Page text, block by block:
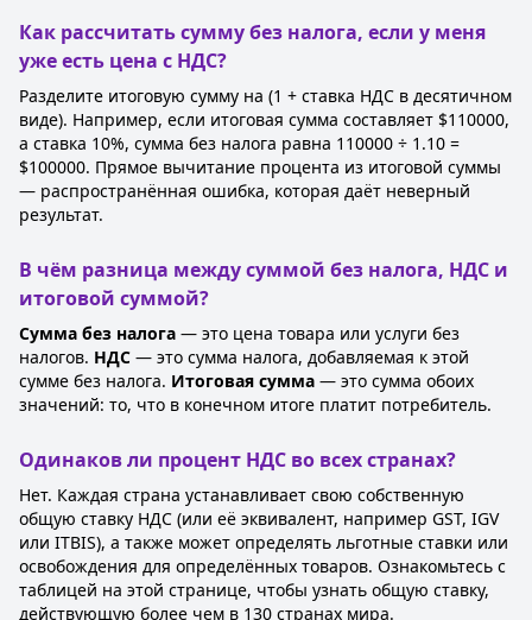
Как рассчитать сумму без налога, если у меня
уже есть цена с НДС?
Разделите итоговую сумму на (1 + ставка НДС в десятичном
виде). Например, если итоговая сумма составляет $110000,
а ставка 10%, сумма без налога равна 110000 ÷ 1.10 =
$100000. Прямое вычитание процента из итоговой суммы
— распространённая ошибка, которая даёт неверный
результат.
В чём разница между суммой без налога, НДС и
итоговой суммой?
Сумма без налога — это цена товара или услуги без
налогов. НДС — это сумма налога, добавляемая к этой
сумме без налога. Итоговая сумма — это сумма обоих
значений: то, что в конечном итоге платит потребитель.
Одинаков ли процент НДС во всех странах?
Нет. Каждая страна устанавливает свою собственную
общую ставку НДС (или её эквивалент, например GST, IGV
или ITBIS), а также может определять льготные ставки или
освобождения для определённых товаров. Ознакомьтесь с
таблицей на этой странице, чтобы узнать общую ставку,
действующую более чем в 130 странах мира.